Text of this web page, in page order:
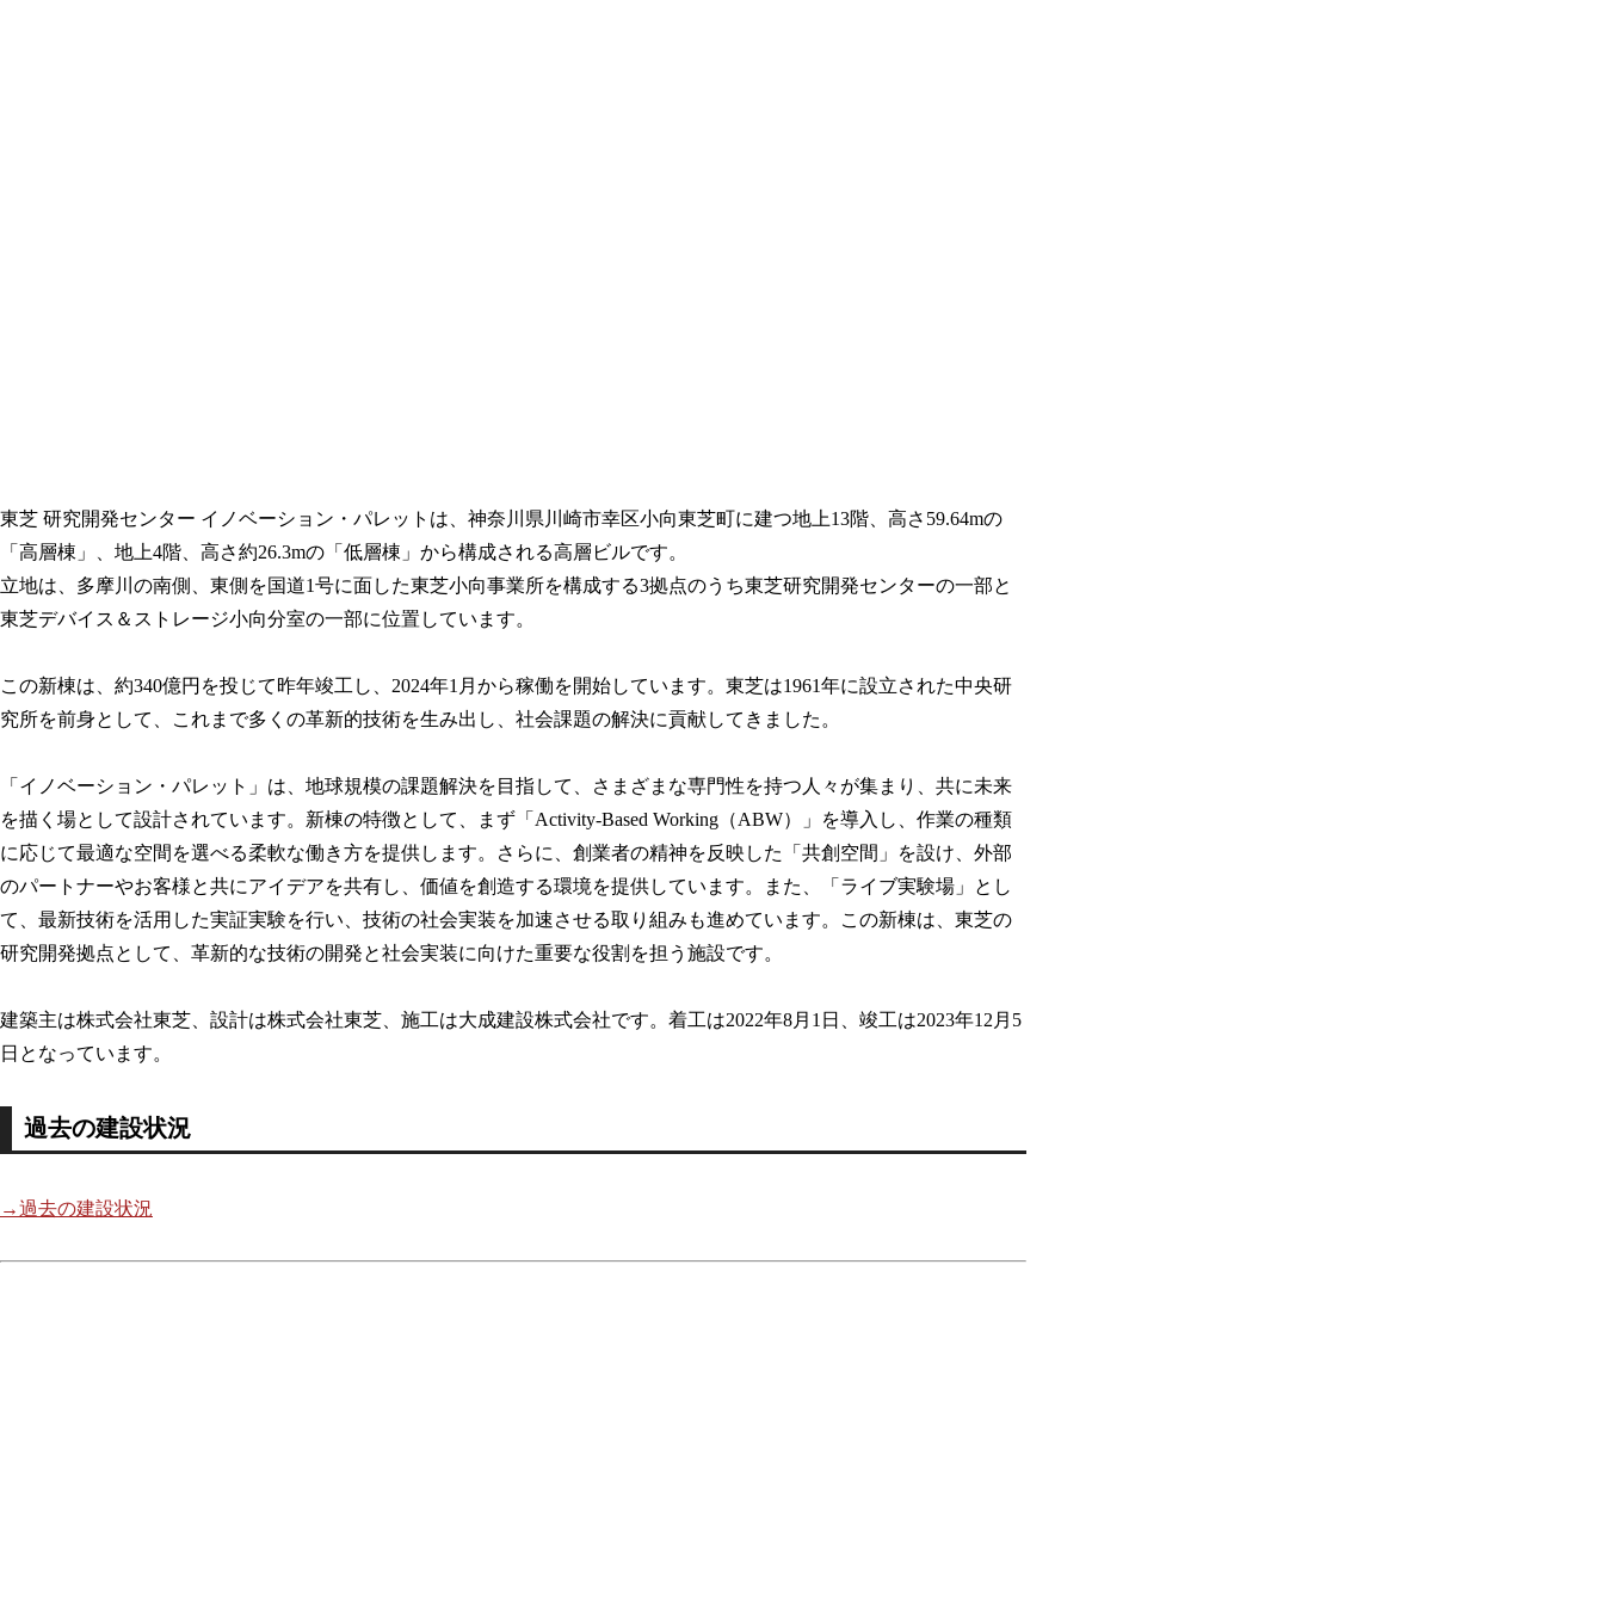
東芝 研究開発センター イノベーション・パレットは、神奈川県川崎市幸区小向東芝町に建つ地上13階、高さ59.64mの
「高層棟」、地上4階、高さ約26.3mの「低層棟」から構成される高層ビルです。
立地は、多摩川の南側、東側を国道1号に面した東芝小向事業所を構成する3拠点のうち東芝研究開発センターの一部と
東芝デバイス＆ストレージ小向分室の一部に位置しています。
この新棟は、約340億円を投じて昨年竣工し、2024年1月から稼働を開始しています。東芝は1961年に設立された中央研
究所を前身として、これまで多くの革新的技術を生み出し、社会課題の解決に貢献してきました。
「イノベーション・パレット」は、地球規模の課題解決を目指して、さまざまな専門性を持つ人々が集まり、共に未来
を描く場として設計されています。新棟の特徴として、まず「Activity-Based Working（ABW）」を導入し、作業の種類
に応じて最適な空間を選べる柔軟な働き方を提供します。さらに、創業者の精神を反映した「共創空間」を設け、外部
のパートナーやお客様と共にアイデアを共有し、価値を創造する環境を提供しています。また、「ライブ実験場」とし
て、最新技術を活用した実証実験を行い、技術の社会実装を加速させる取り組みも進めています。この新棟は、東芝の
研究開発拠点として、革新的な技術の開発と社会実装に向けた重要な役割を担う施設です。
建築主は株式会社東芝、設計は株式会社東芝、施工は大成建設株式会社です。着工は2022年8月1日、竣工は2023年12月5
日となっています。
過去の建設状況
→過去の建設状況